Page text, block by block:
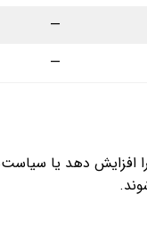
—
—
را افزایش دهد